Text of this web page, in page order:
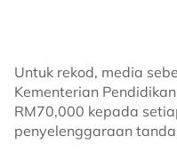
Untuk rekod, media
Kementerian
RM70,000 kepada
penyelenggaraan